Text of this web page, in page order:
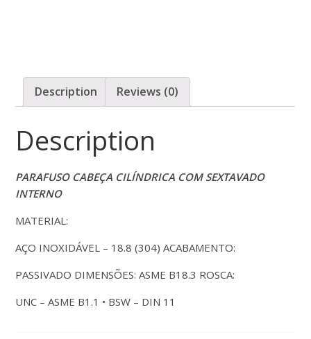
Description Reviews (0)
Description
PARAFUSO CABEÇA CILÍNDRICA COM SEXTAVADO
INTERNO
MATERIAL:
AÇO INOXIDÁVEL – 18.8 (304) ACABAMENTO:
PASSIVADO DIMENSÕES: ASME B18.3 ROSCA:
UNC – ASME B1.1 • BSW – DIN 11